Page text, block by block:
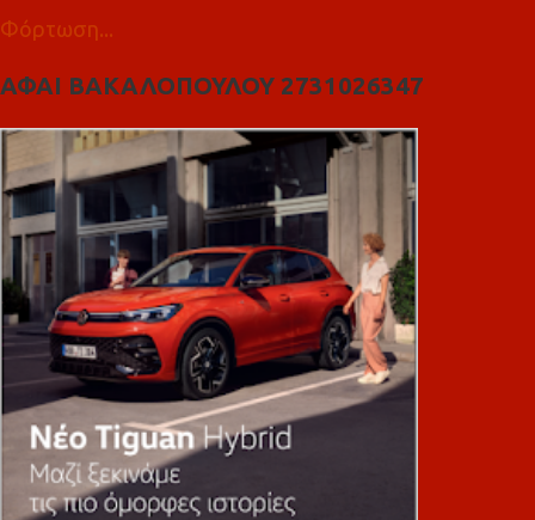
Φόρτωση...
ΑΦΑΙ ΒΑΚΑΛΟΠΟΥΛΟΥ 2731026347